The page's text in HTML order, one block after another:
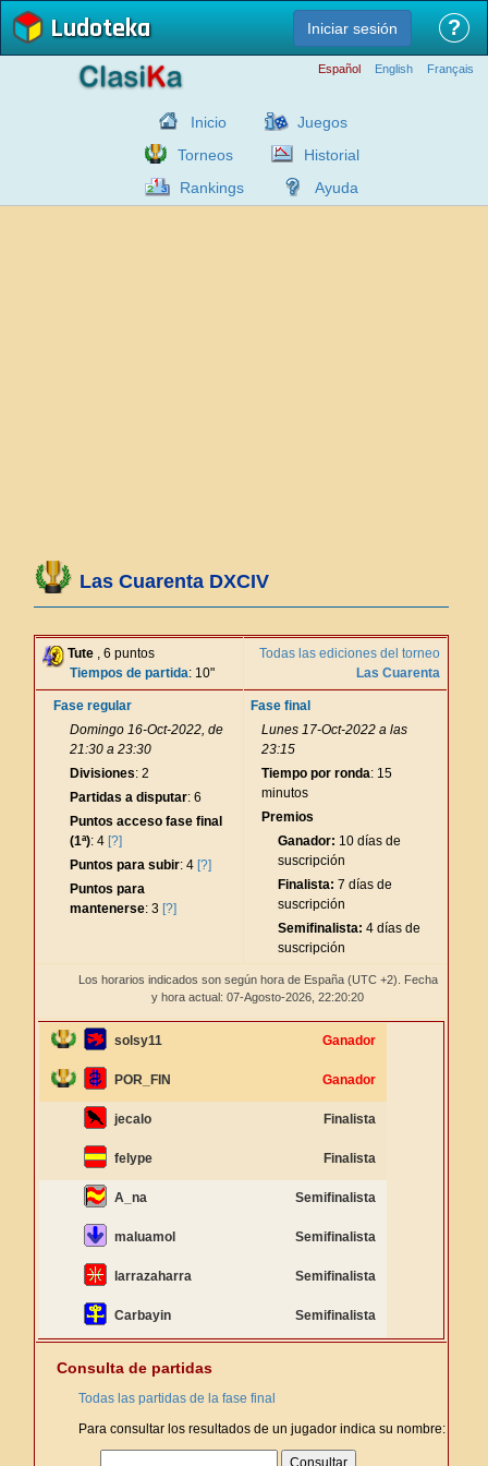
Ludoteka Iniciar sesión ?
Español English Français
Inicio
Juegos
Torneos
Historial
Rankings
Ayuda
Las Cuarenta DXCIV
Tute , 6 puntos
Tiempos de partida: 10"
Todas las ediciones del torneo
Las Cuarenta
Fase regular
Domingo 16-Oct-2022, de
21:30 a 23:30
Divisiones: 2
Partidas a disputar: 6
Puntos acceso fase final
(1ª): 4 [?]
Puntos para subir: 4 [?]
Puntos para
mantenerse: 3 [?]
Fase final
Lunes 17-Oct-2022 a las
23:15
Tiempo por ronda: 15
minutos
Premios
Ganador: 10 días de
suscripción
Finalista: 7 días de
suscripción
Semifinalista: 4 días de
suscripción
Los horarios indicados son según hora de España (UTC +2). Fecha
y hora actual: 07-Agosto-2026, 22:20:20
solsy11 Ganador
POR_FIN Ganador
jecalo Finalista
felype Finalista
A_na Semifinalista
maluamol Semifinalista
larrazaharra Semifinalista
Carbayin Semifinalista
Consulta de partidas
Todas las partidas de la fase final
Para consultar los resultados de un jugador indica su nombre: